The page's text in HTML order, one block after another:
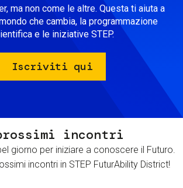
ma non come le altre. Questa ti aiuta a
che cambia, la programmazione
e le iniziative STEP.
Iscriviti qui
incontri
giorno per iniziare a conoscere il Futuro.
incontri in STEP FuturAbility District!